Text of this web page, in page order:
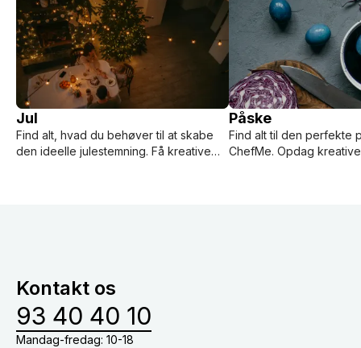
Jul
Find alt, hvad du behøver til at skabe
den ideelle julestemning. Få kreative
Påske
Find alt til den perfekte
ChefMe. Opdag
Kontakt os
93 40 40 10
Mandag-fredag: 10-18